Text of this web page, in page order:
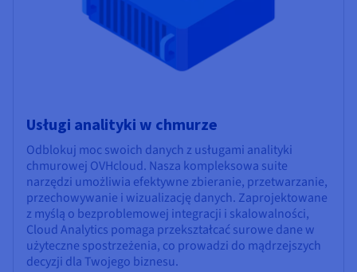
Usługi analityki w chmurze
Odblokuj moc swoich danych z usługami analityki
chmurowej OVHcloud. Nasza kompleksowa suite
narzędzi umożliwia efektywne zbieranie, przetwarzanie,
przechowywanie i wizualizację danych. Zaprojektowane
z myślą o bezproblemowej integracji i skalowalności,
Cloud Analytics pomaga przekształcać surowe dane w
użyteczne spostrzeżenia, co prowadzi do mądrzejszych
decyzji dla Twojego biznesu.